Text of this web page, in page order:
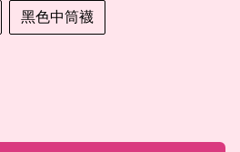
黑色中筒襪